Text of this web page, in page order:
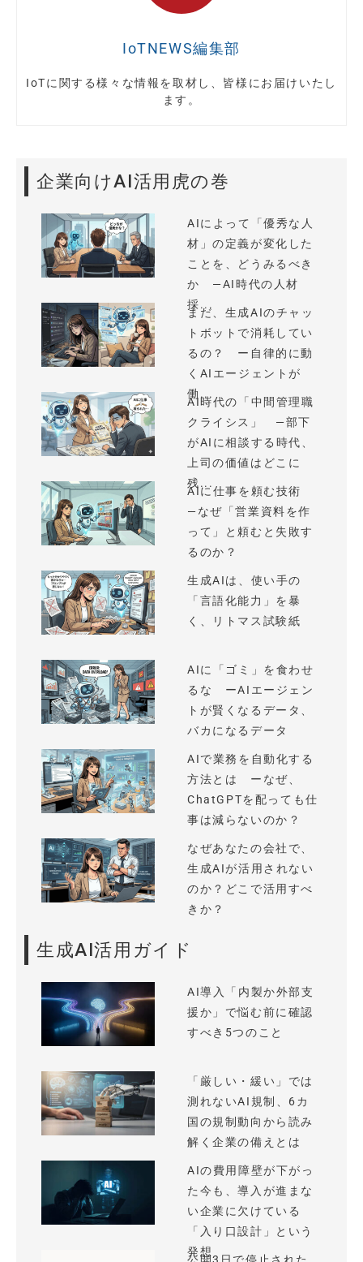
IoTNEWS編集部
IoTに関する様々な情報を取材し、皆様にお届けいたし
ます。
企業向けAI活用虎の巻
AIによって「優秀な人
材」の定義が変化した
ことを、どうみるべき
か —AI時代の人材
採...
まだ、生成AIのチャッ
トボットで消耗してい
るの？ ー自律的に動
くAIエージェントが
働...
AI時代の「中間管理職
クライシス」 —部下
がAIに相談する時代、
上司の価値はどこに
残...
AIに仕事を頼む技術
—なぜ「営業資料を作
って」と頼むと失敗す
るのか？
生成AIは、使い手の
「言語化能力」を暴
く、リトマス試験紙
AIに「ゴミ」を食わせ
るな ーAIエージェン
トが賢くなるデータ、
バカになるデータ
AIで業務を自動化する
方法とは ーなぜ、
ChatGPTを配っても仕
事は減らないのか？
なぜあなたの会社で、
生成AIが活用されない
のか？どこで活用すべ
きか？
生成AI活用ガイド
AI導入「内製か外部支
援か」で悩む前に確認
すべき5つのこと
「厳しい・緩い」では
測れないAI規制、6カ
国の規制動向から読み
解く企業の備えとは
AIの費用障壁が下がっ
た今も、導入が進まな
い企業に欠けている
「入り口設計」という
発想